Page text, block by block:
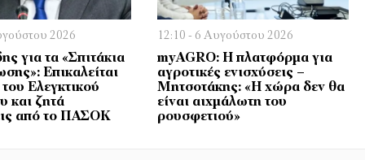
2026
για τα «Σπιτάκια
Επικαλείται
Ελεγκτικού
και ζητά
από το ΠΑΣΟΚ
12:10 - 6 Αυγούστου 2026
myAGRO: Η πλατφόρμα για
αγροτικές ενισχύσεις –
Μητσοτάκης: «Η χώρα δεν θα
είναι αιχμάλωτη του
ρουσφετιού»